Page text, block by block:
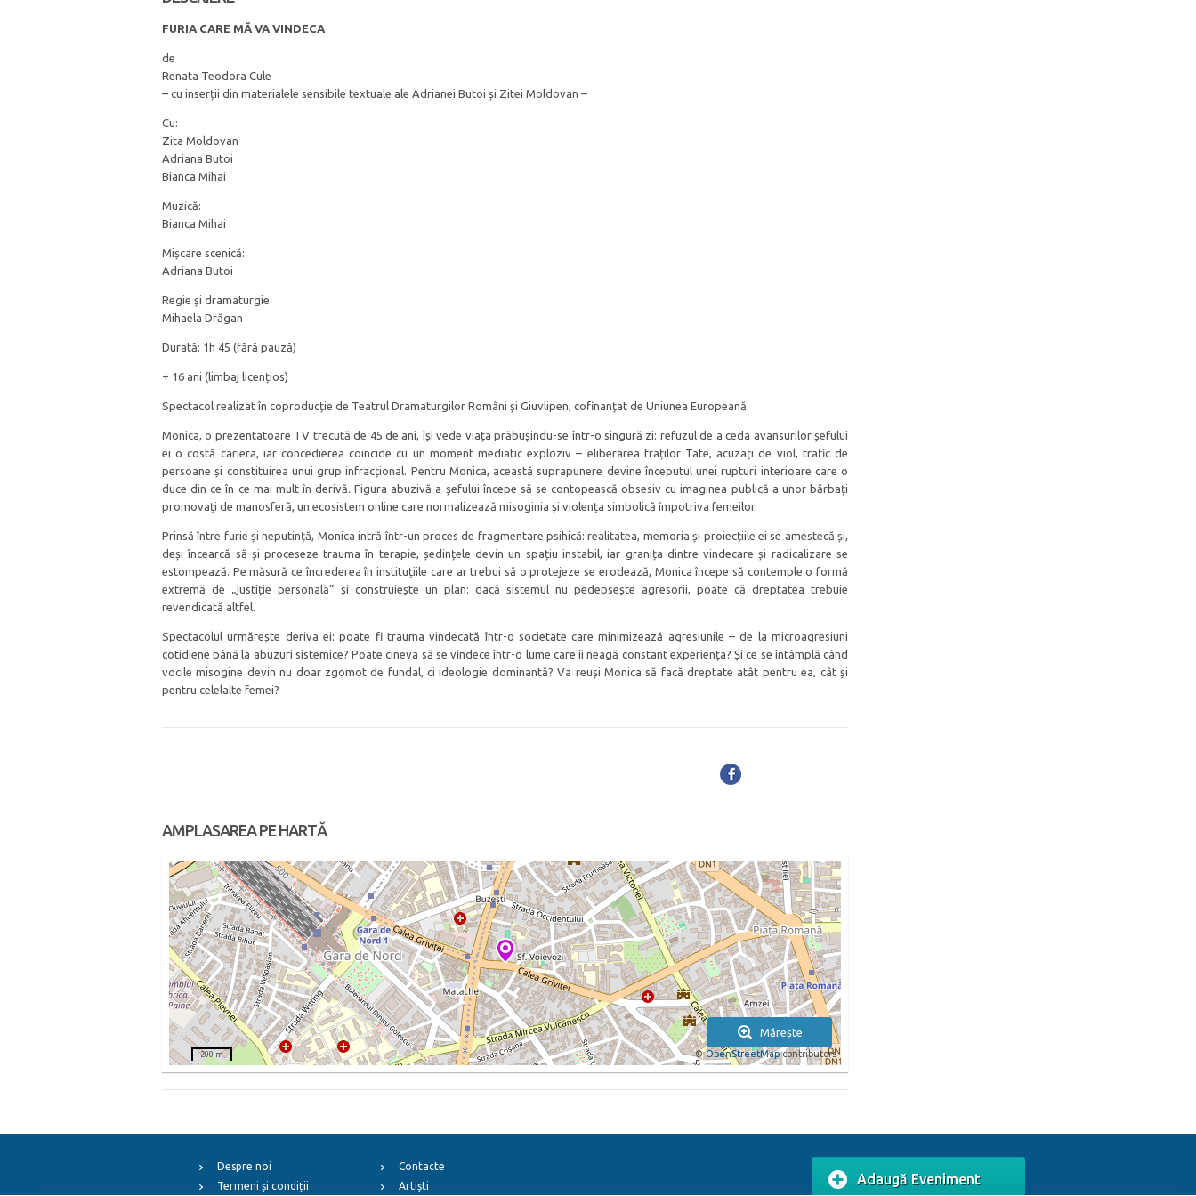
FURIA CARE MĂ VA VINDECA
de
Renata Teodora Cule
– cu inserții din materialele sensibile textuale ale Adrianei Butoi și Zitei Moldovan –
Cu:
Zita Moldovan
Adriana Butoi
Bianca Mihai
Muzică:
Bianca Mihai
Mișcare scenică:
Adriana Butoi
Regie și dramaturgie:
Mihaela Drăgan
Durată: 1h 45 (fără pauză)
+ 16 ani (limbaj licențios)
Spectacol realizat în coproducție de Teatrul Dramaturgilor Români și Giuvlipen, cofinanțat de Uniunea Europeană.
Monica, o prezentatoare TV trecută de 45 de ani, își vede viața prăbușindu-se într-o singură zi: refuzul de a ceda avansurilor șefului
ei o costă cariera, iar concedierea coincide cu un moment mediatic exploziv – eliberarea fraților Tate, acuzați de viol, trafic de
persoane și constituirea unui grup infracțional. Pentru Monica, această suprapunere devine începutul unei rupturi interioare care o
duce din ce în ce mai mult în derivă. Figura abuzivă a șefului începe să se contopească obsesiv cu imaginea publică a unor bărbați
promovați de manosferă, un ecosistem online care normalizează misoginia și violența simbolică împotriva femeilor.
Prinsă între furie și neputință, Monica intră într-un proces de fragmentare psihică: realitatea, memoria și proiecțiile ei se amestecă și,
deși încearcă să-și proceseze trauma în terapie, ședințele devin un spațiu instabil, iar granița dintre vindecare și radicalizare se
estompează. Pe măsură ce încrederea în instituțiile care ar trebui să o protejeze se erodează, Monica începe să contemple o formă
extremă de „justiție personală” și construiește un plan: dacă sistemul nu pedepsește agresorii, poate că dreptatea trebuie
revendicată altfel.
Spectacolul urmărește deriva ei: poate fi trauma vindecată într-o societate care minimizează agresiunile – de la microagresiuni
cotidiene până la abuzuri sistemice? Poate cineva să se vindece într-o lume care îi neagă constant experiența? Și ce se întâmplă când
vocile misogine devin nu doar zgomot de fundal, ci ideologie dominantă? Va reuși Monica să facă dreptate atât pentru ea, cât și
pentru celelalte femei?
AMPLASAREA PE HARTĂ
Mărește
©OpenStreetMapcontributors
200 m
Despre noi
Termeni și condiții
Contacte
Artiști
Adaugă Eveniment